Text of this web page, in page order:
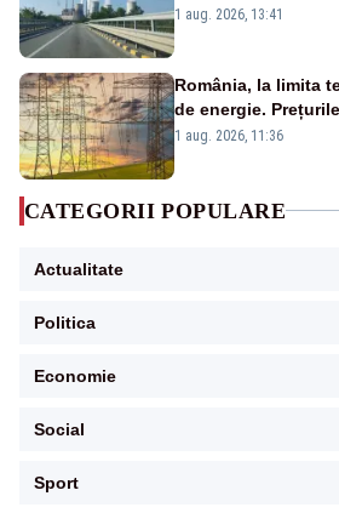
de la Rovinari
1 aug. 2026, 13:41
România, la limita
de energie.
Analiză Realitatea
1 aug. 2026, 11:36
CATEGORII POPULARE
Actualitate
Politica
Economie
Social
Sport